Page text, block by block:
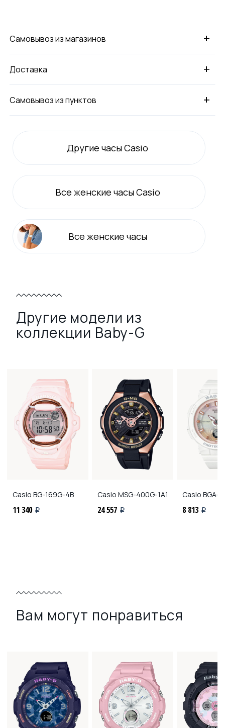
+
Самовывоз из магазинов
+
Доставка
+
Самовывоз из пунктов
Другие часы Casio
Все женские часы Casio
Все женские часы
Другие модели из
коллекции Baby-G
Casio BG-169G-4B
11 340 i
Casio MSG-400G-1A1
24 557 i
Casio BGA-
8 813 i
Вам могут понравиться